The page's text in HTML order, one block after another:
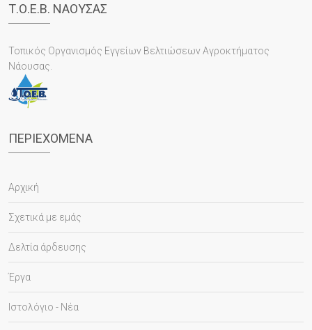
Τ.Ο.Ε.Β. ΝΑΟΥΣΑΣ
Τοπικός Οργανισμός Εγγείων Βελτιώσεων Αγροκτήματος
Νάουσας.
ΠΕΡΙΕΧΌΜΕΝΑ
Αρχική
Σχετικά με εμάς
Δελτία άρδευσης
Έργα
Ιστολόγιο - Νέα